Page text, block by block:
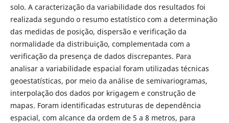
solo. A caracterização da variabilidade dos resultados foi
realizada segundo o resumo estatístico com a determinação
das medidas de posição, dispersão e verificação da
normalidade da distribuição, complementada com a
verificação da presença de dados discrepantes. Para
analisar a variabilidade espacial foram utilizadas técnicas
geoestatísticas, por meio da análise de semivariogramas,
interpolação dos dados por krigagem e construção de
mapas. Foram identificadas estruturas de dependência
espacial, com alcance da ordem de 5 a 8 metros, para